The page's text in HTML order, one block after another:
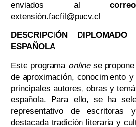
enviados al
extensión.facfil@pucv.cl
DESCRIPCIÓN
ESPAÑOLA
Este programa onlinese propone
de aproximación, conocimiento
principales autores, obras y
española. Para ello, se ha
representativo de escritoras
destacada tradición literaria y